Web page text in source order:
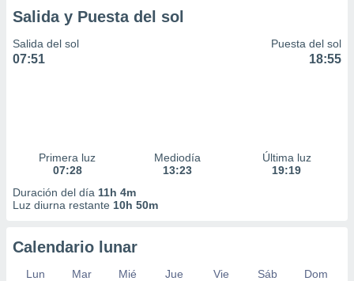
Salida y Puesta del sol
Salida del sol
07:51
Puesta del sol
18:55
Primera luz
07:28
Mediodía
13:23
Última luz
19:19
Duración del día 11h 4m
Luz diurna restante 10h 50m
Calendario lunar
Lun Mar Mié Jue Vie Sáb
Dom